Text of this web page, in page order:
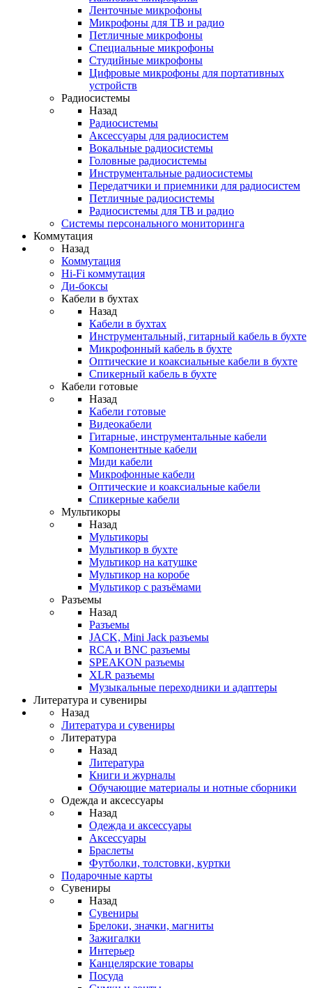
Ленточные микрофоны
Микрофоны для ТВ и радио
Петличные микрофоны
Специальные микрофоны
Студийные микрофоны
Цифровые микрофоны для портативных
устройств
Радиосистемы
Назад
Радиосистемы
Аксессуары для радиосистем
Вокальные радиосистемы
Головные радиосистемы
Инструментальные радиосистемы
Передатчики и приемники для радиосистем
Петличные радиосистемы
Радиосистемы для ТВ и радио
Системы персонального мониторинга
Коммутация
Назад
Коммутация
Hi-Fi коммутация
Ди-боксы
Кабели в бухтах
Назад
Кабели в бухтах
Инструментальный, гитарный кабель в бухте
Микрофонный кабель в бухте
Оптические и коаксиальные кабели в бухте
Спикерный кабель в бухте
Кабели готовые
Назад
Кабели готовые
Видеокабели
Гитарные, инструментальные кабели
Компонентные кабели
Миди кабели
Микрофонные кабели
Оптические и коаксиальные кабели
Спикерные кабели
Мультикоры
Назад
Мультикоры
Мультикор в бухте
Мультикор на катушке
Мультикор на коробе
Мультикор с разъёмами
Разъемы
Назад
Разъемы
JACK, Mini Jack разъемы
RCA и BNC разъемы
SPEAKON разъемы
XLR разъемы
Музыкальные переходники и адаптеры
Литература и сувениры
Назад
Литература и сувениры
Литература
Назад
Литература
Книги и журналы
Обучающие материалы и нотные сборники
Одежда и аксессуары
Назад
Одежда и аксессуары
Аксессуары
Браслеты
Футболки, толстовки, куртки
Подарочные карты
Сувениры
Назад
Сувениры
Брелоки, значки, магниты
Зажигалки
Интерьер
Канцелярские товары
Посуда